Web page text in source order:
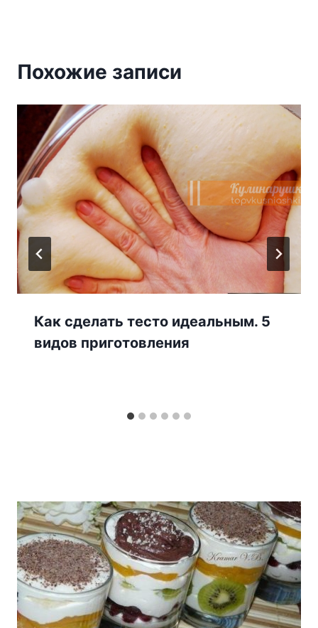
Похожие записи
Как сделать тесто идеальным. 5
видов приготовления